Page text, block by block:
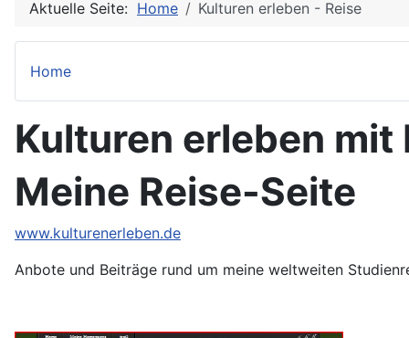
Aktuelle Seite: Home Kulturen erleben - Reise
Home
Kulturen erleben mit
Meine Reise-Seite
www.kulturenerleben.de
Anbote und Beiträge rund um meine weltweiten